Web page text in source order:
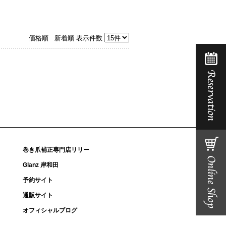
価格順 新着順 表示件数
巻き爪補正専門店リリー
Glanz 岸和田
予約サイト
通販サイト
オフィシャルブログ